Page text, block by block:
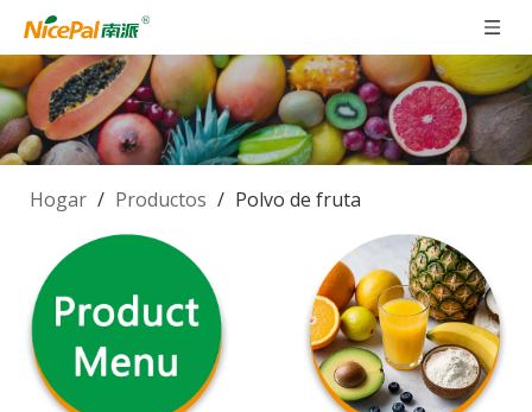
Hogar / Productos / Polvo de fruta